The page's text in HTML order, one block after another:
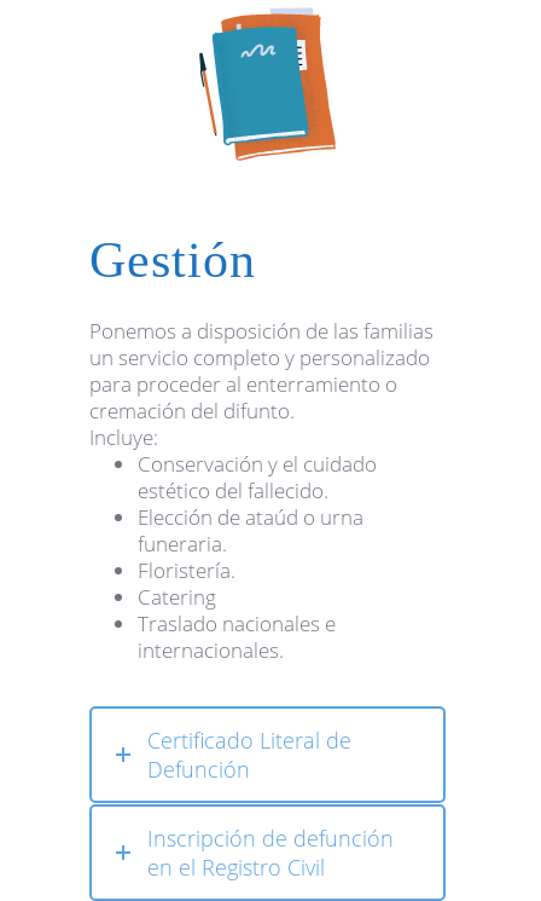
Gestión
Ponemos a disposición de las familias
un servicio completo y personalizado
para proceder al enterramiento o
cremación del difunto.
Incluye:
Conservación y el cuidado
estético del fallecido.
Elección de ataúd o urna
funeraria.
Floristería.
Catering
Traslado nacionales e
internacionales.
Certificado Literal de
Defunción
Inscripción de defunción
en el Registro Civil